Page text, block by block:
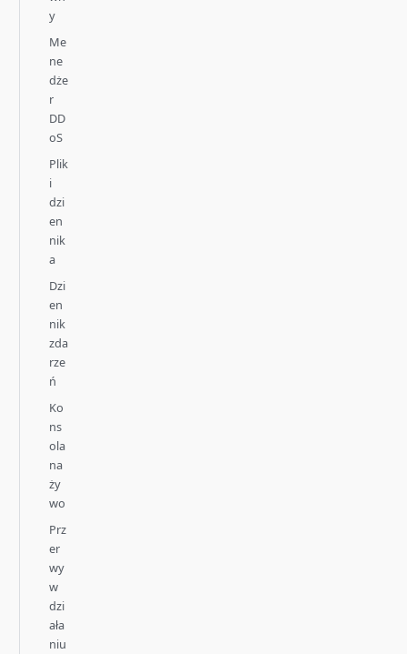
y
Me
ne
dże
r
DD
oS
Plik
i
dzi
en
nik
a
Dzi
en
nik
zda
rze
ń
Ko
ns
ola
na
ży
wo
Prz
er
wy
w
dzi
ała
niu